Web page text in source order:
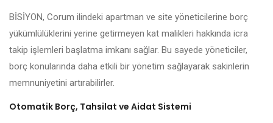
BİSİYON, Corum ilindeki apartman ve site yöneticilerine borç
yükümlülüklerini yerine getirmeyen kat malikleri hakkında icra
takip işlemleri başlatma imkanı sağlar. Bu sayede yöneticiler,
borç konularında daha etkili bir yönetim sağlayarak sakinlerin
memnuniyetini artırabilirler.
Otomatik Borç, Tahsilat ve Aidat Sistemi